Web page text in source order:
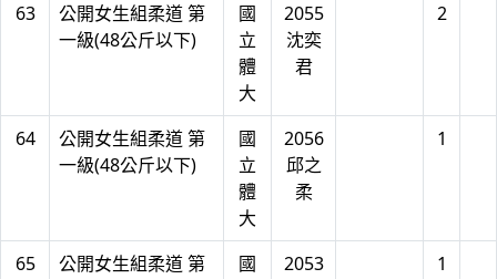
63
公開女生組柔道 第
一級(48公斤以下)
國
立
體
大
2055
沈奕
君
2
64
公開女生組柔道 第
一級(48公斤以下)
國
立
體
大
2056
邱之
柔
1
65
公開女生組柔道 第
國
2053
1